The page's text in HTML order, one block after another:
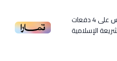
على4دفعات
الإسلامية